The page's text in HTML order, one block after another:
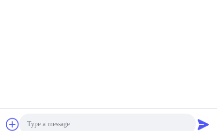
Copyright-© 2023-2026 foodgradeenzyme.com . Alle Rechte